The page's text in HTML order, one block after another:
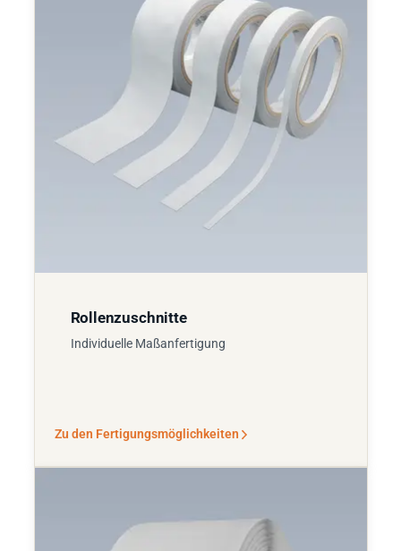
Rollenzuschnitte
Individuelle Maßanfertigung
Zu den Fertigungsmöglichkeiten